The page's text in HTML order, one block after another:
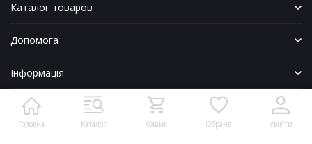
Головна Каталог Кошик Обране Увійти
Каталог товаров
Допомога
Інформація